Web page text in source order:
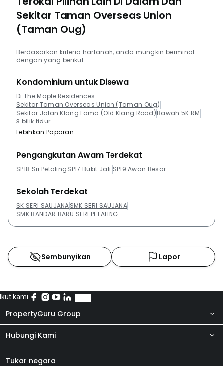
Sekitar Taman Overseas Union
(Taman Oug)
Berdasarkan kriteria hartanah, anda mungkin berminat
dengan yang berikut
Kondominium untuk Disewa
Di The Maple Residences
Sekitar Taman Overseas Union (Taman Oug)
Sekitar Jalan Klang Lama (Old Klang Road)Bawah 5K RM
3 bilik tidur
Lebihkan Paparan
Pengangkutan Awam Terdekat
SP18 Sri PetalingSP17 Bukit Jalil SP19 Awan Besar
Sekolah Terdekat
SK SERI SAUJANASMK SERI SAUJANA
SMK BANDAR BARU SERI PETALING
Sembunyikan Lapor
Ikut kami
PropertyGuru Group
Tentang kita
Produk kami
Hubungi Kami
Bilik Berita
Tukar negara